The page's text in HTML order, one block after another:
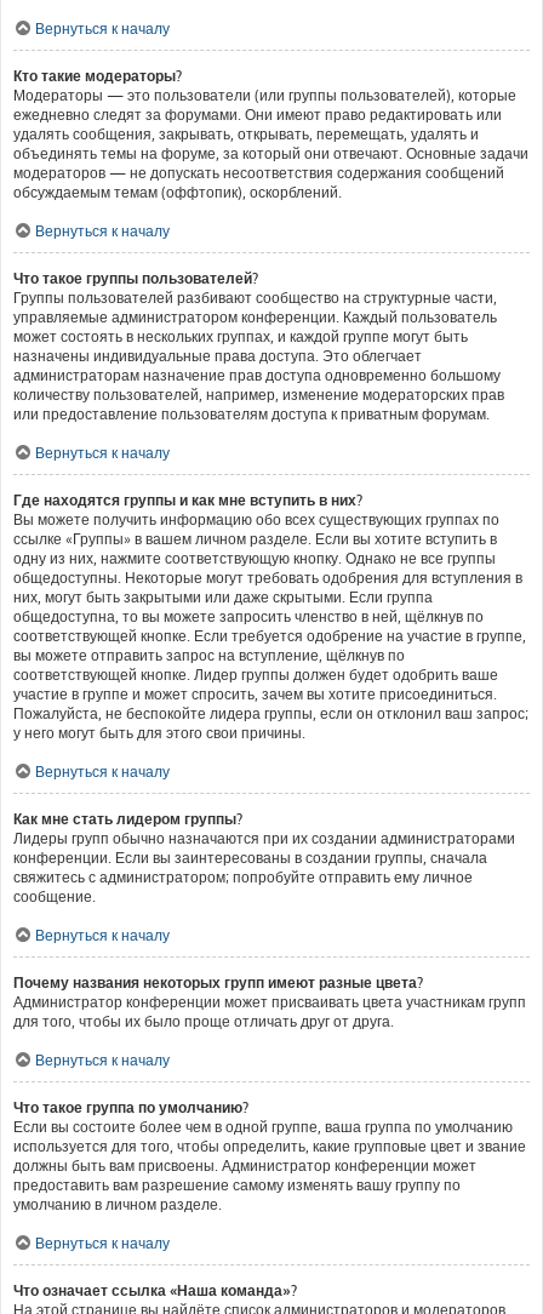
Вернуться к началу
Кто такие модераторы?
Модераторы — это пользователи (или группы пользователей), которые
ежедневно следят за форумами. Они имеют право редактировать или
удалять сообщения, закрывать, открывать, перемещать, удалять и
объединять темы на форуме, за который они отвечают. Основные задачи
модераторов — не допускать несоответствия содержания сообщений
обсуждаемым темам (оффтопик), оскорблений.
Вернуться к началу
Что такое группы пользователей?
Группы пользователей разбивают сообщество на структурные части,
управляемые администратором конференции. Каждый пользователь
может состоять в нескольких группах, и каждой группе могут быть
назначены индивидуальные права доступа. Это облегчает
администраторам назначение прав доступа одновременно большому
количеству пользователей, например, изменение модераторских прав
или предоставление пользователям доступа к приватным форумам.
Вернуться к началу
Где находятся группы и как мне вступить в них?
Вы можете получить информацию обо всех существующих группах по
ссылке «Группы» в вашем личном разделе. Если вы хотите вступить в
одну из них, нажмите соответствующую кнопку. Однако не все группы
общедоступны. Некоторые могут требовать одобрения для вступления в
них, могут быть закрытыми или даже скрытыми. Если группа
общедоступна, то вы можете запросить членство в ней, щёлкнув по
соответствующей кнопке. Если требуется одобрение на участие в группе,
вы можете отправить запрос на вступление, щёлкнув по
соответствующей кнопке. Лидер группы должен будет одобрить ваше
участие в группе и может спросить, зачем вы хотите присоединиться.
Пожалуйста, не беспокойте лидера группы, если он отклонил ваш запрос;
у него могут быть для этого свои причины.
Вернуться к началу
Как мне стать лидером группы?
Лидеры групп обычно назначаются при их создании администраторами
конференции. Если вы заинтересованы в создании группы, сначала
свяжитесь с администратором; попробуйте отправить ему личное
сообщение.
Вернуться к началу
Почему названия некоторых групп имеют разные цвета?
Администратор конференции может присваивать цвета участникам групп
для того, чтобы их было проще отличать друг от друга.
Вернуться к началу
Что такое группа по умолчанию?
Если вы состоите более чем в одной группе, ваша группа по умолчанию
используется для того, чтобы определить, какие групповые цвет и звание
должны быть вам присвоены. Администратор конференции может
предоставить вам разрешение самому изменять вашу группу по
умолчанию в личном разделе.
Вернуться к началу
Что означает ссылка «Наша команда»?
На этой странице вы найдёте список администраторов и модераторов